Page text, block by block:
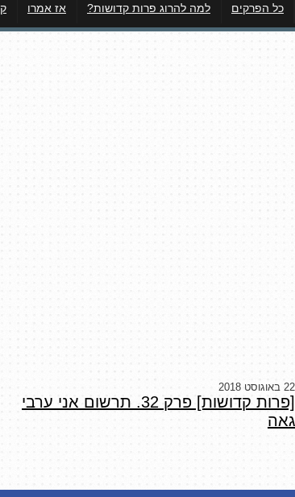
כל הפרקים למה להרוג פרות קדושות? אז אמרו
22 באוגוסט 2018
[פרות קדושות] פרק 32. תרשום אני ערבי
גאה